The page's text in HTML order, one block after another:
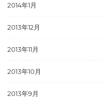
2014年1月
2013年12月
2013年11月
2013年10月
2013年9月